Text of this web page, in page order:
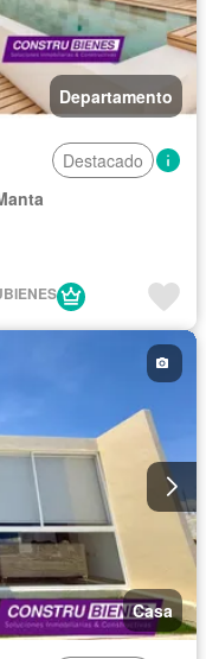
Departamento
Destacado
Casa